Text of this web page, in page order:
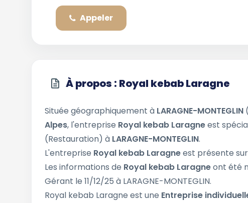
Appeler
À propos : Royal kebab Laragne
Située géographiquement à LARAGNE-MONTEGLIN
Alpes, l'entreprise Royal kebab Laragneest
(Restauration) à LARAGNE-MONTEGLIN.
L'entreprise Royal kebab Laragneest présente
Les informations de Royal kebab Laragneont été
Gérant le 11/12/25 à LARAGNE-MONTEGLIN.
Royal kebab Laragne est une Entreprise